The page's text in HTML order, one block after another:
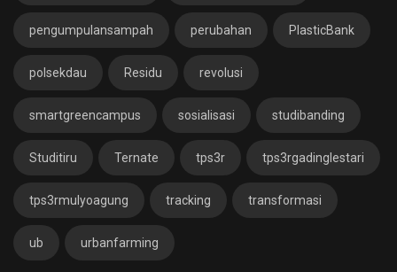
pengumpulansampah perubahan PlasticBank
polsekdau Residu revolusi
smartgreencampus sosialisasi studibanding
Studitiru Ternate tps3r tps3rgadinglestari
tps3rmulyoagung tracking transformasi
ub urbanfarming